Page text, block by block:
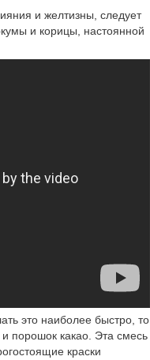
и желтизны, следует
и корицы, настоянной
это наиболее быстро, то
порошок какао. Эта смесь
краски